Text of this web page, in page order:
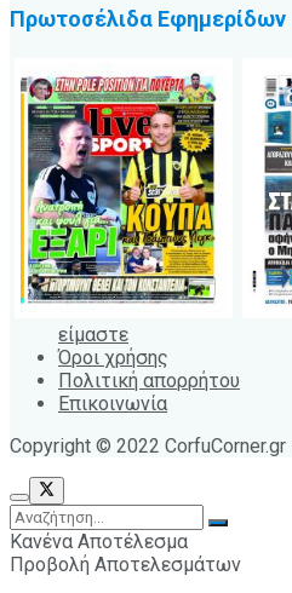
Πρωτοσέλιδα Εφημερίδων
είμαστε
Όροι χρήσης
Πολιτική απορρήτου
Επικοινωνία
Copyright © 2022
Κανένα Αποτέλεσμα
Προβολή Αποτελεσμάτων